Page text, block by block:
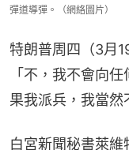
彈道導彈。（網絡圖片）
特朗普周四（3月
「不，我不會向
果我派兵，我當然
白宮新聞秘書萊